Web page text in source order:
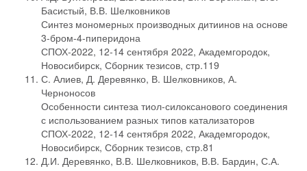
Басистый, В.В. Шелковников
Синтез мономерных производных дитиинов на основе
3-бром-4-пиперидона
СПОХ-2022, 12-14 сентября 2022, Академгородок,
Новосибирск, Сборник тезисов, стр.119
С. Алиев, Д. Деревянко, В. Шелковников, А.
Черноносов
Особенности синтеза тиол-силоксанового соединения
с использованием разных типов катализаторов
СПОХ-2022, 12-14 сентября 2022, Академгородок,
Новосибирск, Сборник тезисов, стр.81
Д.И. Деревянко, В.В. Шелковников, В.В. Бардин, С.А.